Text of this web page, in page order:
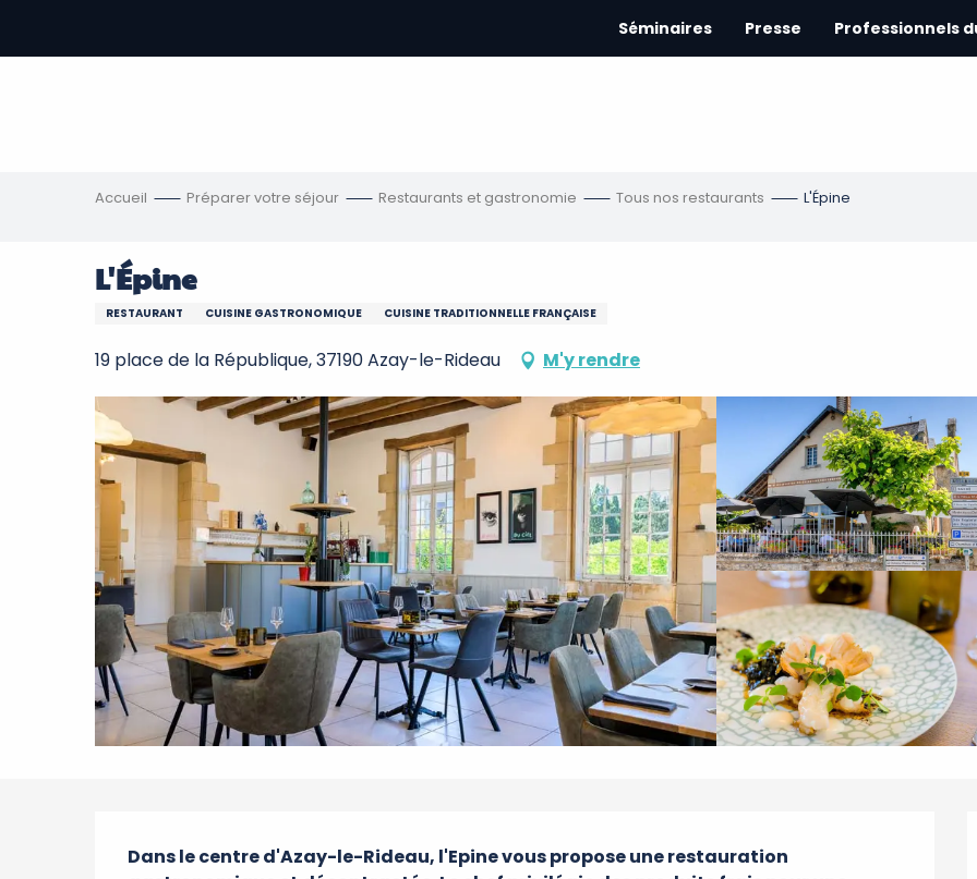
contenu
Séminaires Presse Professionnels
Accueil Préparer votre séjour Restaurants et gastronomie Tous nos restaurants L'Épine
L'Épine
RESTAURANT CUISINE GASTRONOMIQUE CUISINE TRADITIONNELLE FRANÇAISE
19 place de la République, 37190 Azay-le-Rideau M'y rendre
Description
Dans le centre d'Azay-le-Rideau, l'Epine vous propose une restauration